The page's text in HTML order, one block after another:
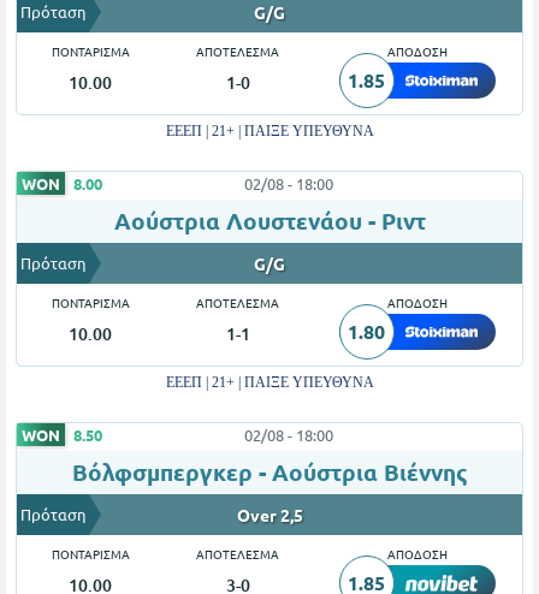
Πρόταση G/G
ΠΟΝΤΑΡΙΣΜΑ ΑΠΟΤΕΛΕΣΜΑ ΑΠΟΔΟΣΗ
10.00 1-0 1.85
ΕΕΕΠ | 21+ | ΠΑΙΞΕ ΥΠΕΥΘΥΝΑ
WON 8.00 02/08 - 18:00
Αούστρια Λουστενάου - Ριντ
Πρόταση G/G
ΠΟΝΤΑΡΙΣΜΑ ΑΠΟΤΕΛΕΣΜΑ ΑΠΟΔΟΣΗ
10.00 1-1 1.80
ΕΕΕΠ | 21+ | ΠΑΙΞΕ ΥΠΕΥΘΥΝΑ
WON 8.50 02/08 - 18:00
Βόλφσμπεργκερ - Αούστρια Βιέννης
Πρόταση Over 2,5
ΠΟΝΤΑΡΙΣΜΑ ΑΠΟΤΕΛΕΣΜΑ ΑΠΟΔΟΣΗ
10.00 3-0 1.85